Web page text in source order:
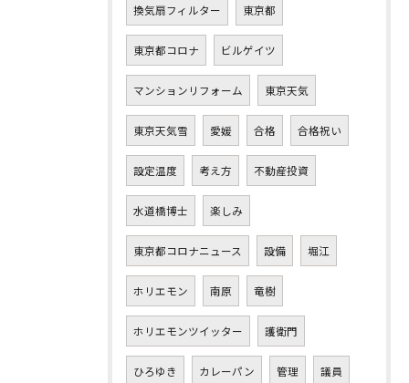
換気扇フィルター 東京都
東京都コロナ ビルゲイツ
マンションリフォーム 東京天気
東京天気雪 愛媛 合格 合格祝い
設定温度 考え方 不動産投資
水道橋博士 楽しみ
東京都コロナニュース 設備 堀江
ホリエモン 南原 竜樹
ホリエモンツイッター 護衛門
ひろゆき カレーパン 管理 議員